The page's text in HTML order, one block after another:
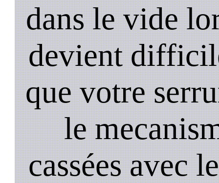
dans le vide
devient
que votre
le
cassées avec